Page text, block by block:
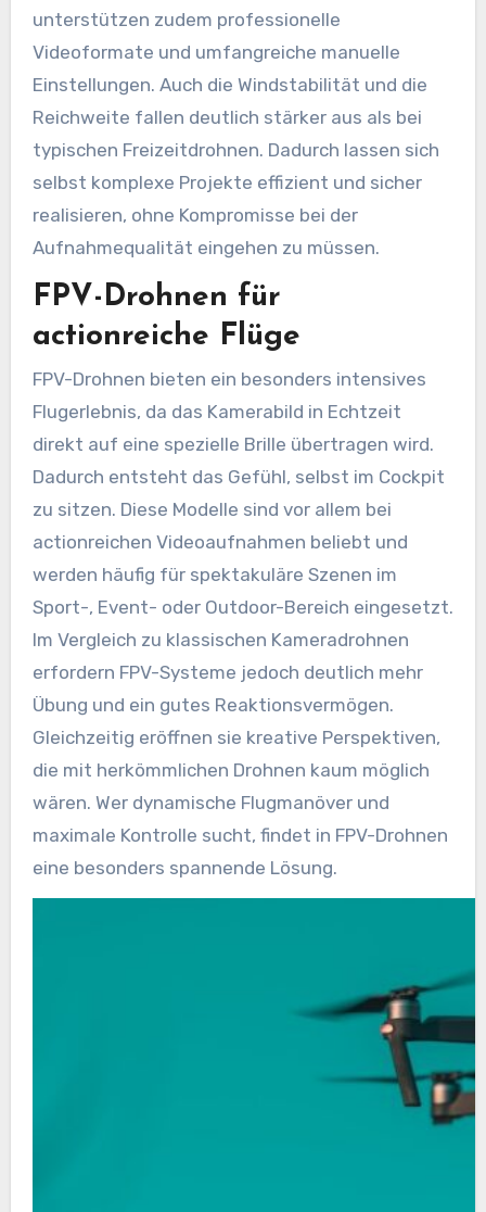
unterstützen zudem professionelle
Videoformate und umfangreiche manuelle
Einstellungen. Auch die Windstabilität und die
Reichweite fallen deutlich stärker aus als bei
typischen Freizeitdrohnen. Dadurch lassen sich
selbst komplexe Projekte effizient und sicher
realisieren, ohne Kompromisse bei der
Aufnahmequalität eingehen zu müssen.
FPV-Drohnen für
actionreiche Flüge
FPV-Drohnen bieten ein besonders intensives
Flugerlebnis, da das Kamerabild in Echtzeit
direkt auf eine spezielle Brille übertragen wird.
Dadurch entsteht das Gefühl, selbst im Cockpit
zu sitzen. Diese Modelle sind vor allem bei
actionreichen Videoaufnahmen beliebt und
werden häufig für spektakuläre Szenen im
Sport-, Event- oder Outdoor-Bereich eingesetzt.
Im Vergleich zu klassischen Kameradrohnen
erfordern FPV-Systeme jedoch deutlich mehr
Übung und ein gutes Reaktionsvermögen.
Gleichzeitig eröffnen sie kreative Perspektiven,
die mit herkömmlichen Drohnen kaum möglich
wären. Wer dynamische Flugmanöver und
maximale Kontrolle sucht, findet in FPV-Drohnen
eine besonders spannende Lösung.